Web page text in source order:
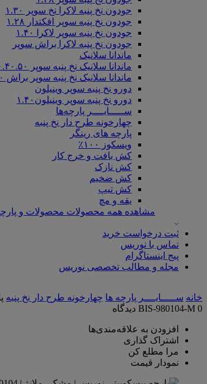
جودون نخ پنبه لاکرا نخ سوپر ۱.۳۰
جودون نخ پنبه سوپر افکتدار ۱.۲۸
جودون نخ پنبه سوپر لاکرا ۱.۴۰
جودون نخ پنبه لاکرا براش سوپر
ماندانا سلانیک
ماندانا سلانیک نخ پنبه سوپر ۳۰.۴۰.۵۰
ماندانا سلانیک نخ پنبه سوپر براش ۳۰.۴۰.۵۰
دورو نخ پنبه سوپر وینیلون
دورو نخ پنبه سوپر وینیلون۱.۴۰
ســـــایــــر پارچه‌ها
چهارخونه طرح دار نخ پنبه
پارچه های رینگر
ویسکوز ۱۰۰٪
کش بافت و خرج کار
کش نازک
کش ضخیم
کش تیپ
یقه و مچ
مشاهده همه محصولات محصولات و
ثبت درخواست خرید
تماس با نوریس
پیج اینستاگرام
مجله و مطالب تخصصی نوریس
خانه ســـــایــــر پارچه‌ ها چهارخونه طرح دار نخ پنبه
BIS-980104-M 0 دیدگاه
افزودن به علاقه‌مندی‌ها
اشتراک گذاری
مرا مطلع کن
نمودار قیمت